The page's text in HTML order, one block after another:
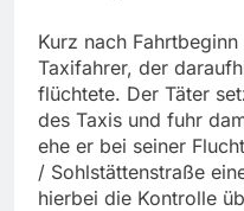
Kurz nach
Taxifahrer, der
flüchtete. Der Täter
des Taxis und fuhr
ehe er bei seiner
/ Sohlstättenstraße
hierbei die Kontrolle